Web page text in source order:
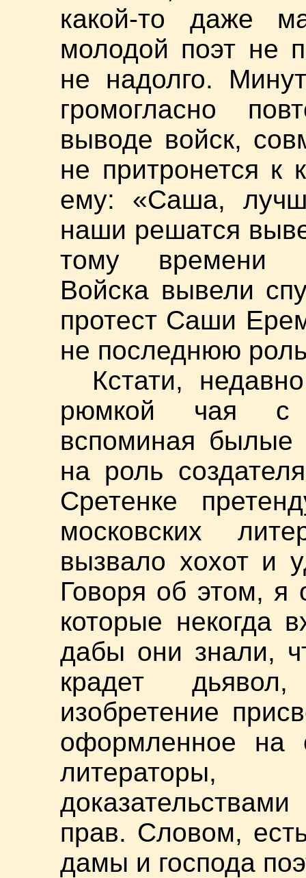
какой-то даже
молодой поэт не
не надолго.
громогласно
выводе войск,
не притронется к
ему: «Саша,
наши решатся
тому времени
Войска вывели
протест Саши
не последнюю
Кстати,
рюмкой чая с
вспоминая былые
на роль
Сретенке
московских
вызвало хохот и
Говоря об этом, я
которые некогда
дабы они знали,
крадет
изобретение
оформленное на
литераторы,
прав. Словом,
дамы и господа